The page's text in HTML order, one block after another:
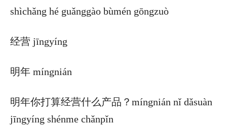
shìchǎng hé guǎnggào bùmén gōngzuò
经营 jīngyíng
明年 míngnián
明年你打算经营什么产品？míngnián nǐ dǎsuàn
jīngyíng shénme chǎnpǐn